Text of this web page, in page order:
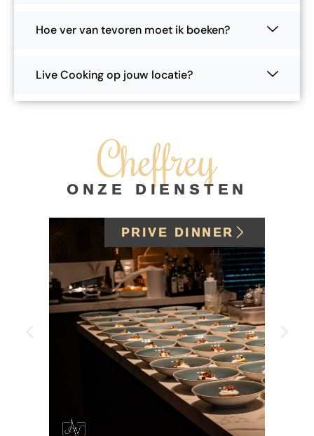
Hoe ver van tevoren moet ik boeken?
Live Cooking op jouw locatie?
Cheffrey
ONZE DIENSTEN
PRIVE DINNER